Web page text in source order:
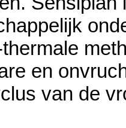
en
van de